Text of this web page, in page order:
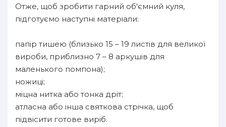
Отже, щоб зробити гарний об'ємний куля,
підготуємо наступні матеріали:
папір тишею (близько 15 – 19 листів для великої
вироби, приблизно 7 – 8 аркушів для
маленького помпона);
ножиці;
міцна нитка або тонка дріт;
атласна або інша святкова стрічка, щоб
підвісити готове виріб.